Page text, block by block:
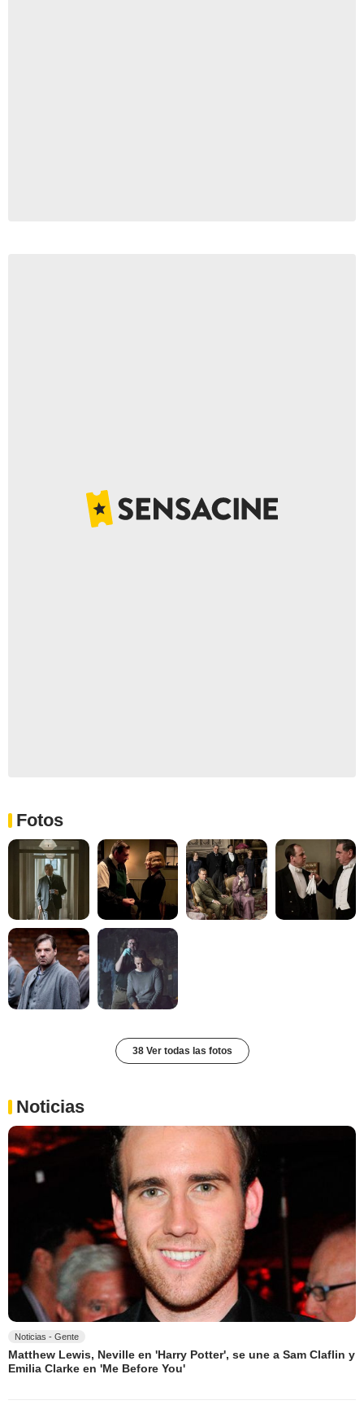
Fotos
38 Ver todas las fotos
Noticias
Noticias - Gente
Matthew Lewis, Neville en 'Harry Potter', se une a Sam Claflin y
Emilia Clarke en 'Me Before You'